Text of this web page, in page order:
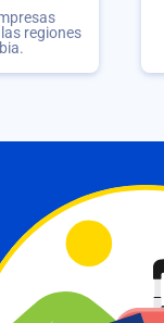
regiones